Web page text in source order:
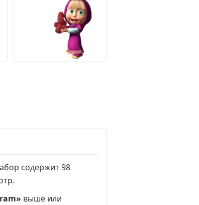
содержит 98
.
выше или